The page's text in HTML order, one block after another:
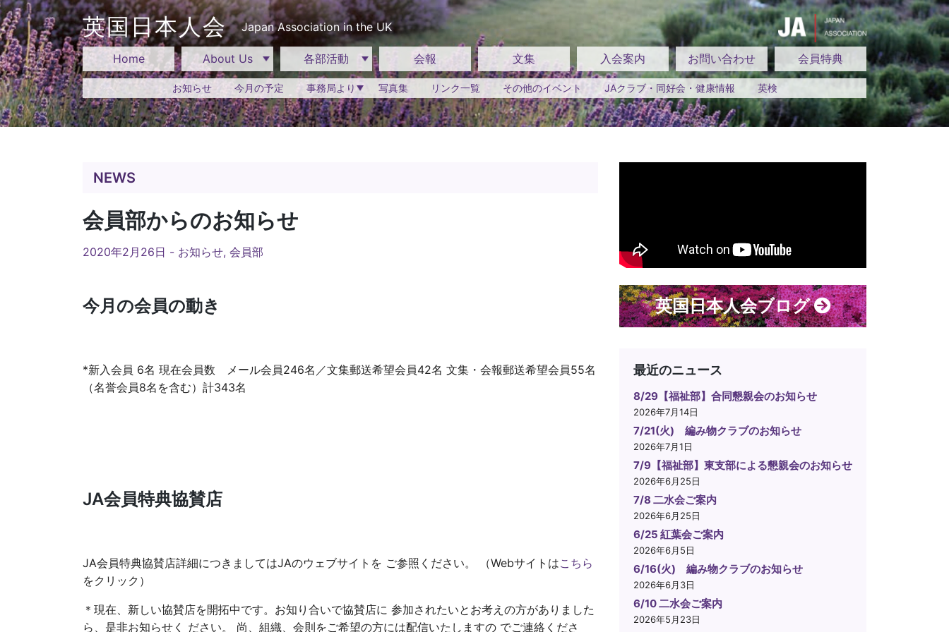
Skip
to
content
英国日本人会 Japan Association in the UK
Home About Us 各部活動 会報 文集 入会案内 お問い合わせ 会員特典
お知らせ 今月の予定 事務局より 写真集 リンク一覧 その他のイベント JAクラブ・同好会・健康情報 英検
NEWS
会員部からのお知らせ
2020年2月26日 - お知らせ, 会員部
今月の会員の動き
*新入会員 6名 現在会員数 メール会員246名／文集郵送希望会員42名 文集・会報郵送希望会員55名
（名誉会員8名を含む）計343名
JA会員特典協賛店
JA会員特典協賛店詳細につきましてはJAのウェブサイトを ご参照ください。 （Webサイトはこちら
をクリック）
＊現在、新しい協賛店を開拓中です。お知り合いで協賛店に 参加されたいとお考えの方がありました
ら、是非お知らせく ださい。 尚、組織、会則をご希望の方には配信いたしますの でご連絡くださ
英国日本人会ブログ
最近のニュース
8/29【福祉部】合同懇親会のお知らせ
2026年7月14日
7/21(火) 編み物クラブのお知らせ
2026年7月1日
7/9【福祉部】東支部による懇親会のお知らせ
2026年6月25日
7/8 二水会ご案内
2026年6月25日
6/25 紅葉会ご案内
2026年6月5日
6/16(火) 編み物クラブのお知らせ
2026年6月3日
6/10 二水会ご案内
2026年5月23日